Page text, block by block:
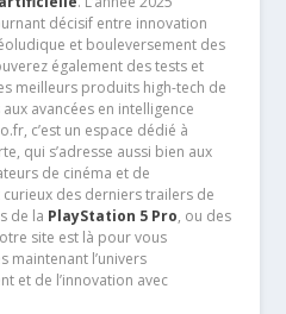
décisif entre innovation
et bouleversement des
également des tests et
meilleurs produits high-tech de
avancées en intelligence
c’est un espace dédié à
qui s’adresse aussi bien aux
de cinéma et de
des derniers trailers de
de la PlayStation 5 Pro, ou des
site est là pour vous
maintenant l’univers
et de l’innovation avec